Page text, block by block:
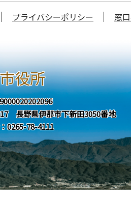
プライバシーポリシー 窓
役所
長野県伊那市下新田3050番地
0265-78-4111